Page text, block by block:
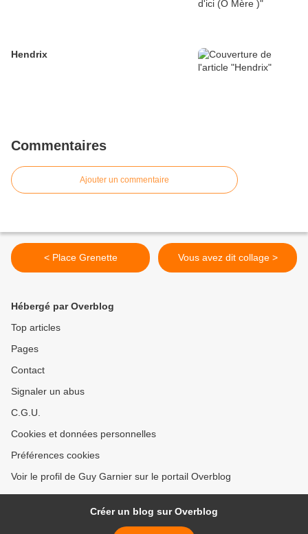
Hendrix
Commentaires
Ajouter un commentaire
< Place Grenette Vous avez dit collage >
Hébergé par Overblog
Top articles
Pages
Contact
Signaler un abus
C.G.U.
Cookies et données personnelles
Préférences cookies
Voir le profil de Guy Garnier sur le portail Overblog
Créer un blog sur Overblog